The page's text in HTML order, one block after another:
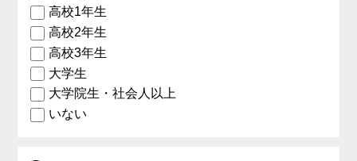
高校1年生
高校2年生
高校3年生
大学生
大学院生・社会人以上
いない